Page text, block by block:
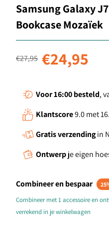
Samsung Galaxy
Bookcase Mozaïek
Normale prijs
€27,95
Aanbiedingsprijs
€24,95
Voor 16:00besteld,
Klantscore9.0 met
Gratis verzendingin
Ontwerpje eigen
Combineer en bespaar
Combineer met 1 accessoire en
verrekend in je winkelwagen